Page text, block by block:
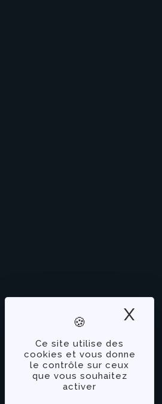
Ce site utilise des
cookies et vous donne
le contrôle sur ceux
que vous souhaitez
activer
X